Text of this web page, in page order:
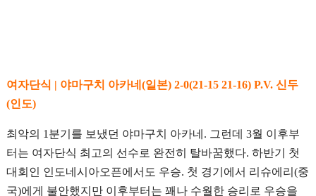
여자단식 | 야마구치 아카네(일본) 2-0(21-15 21-16) P.V. 신두
(인도)
최악의 1분기를 보냈던 야마구치 아카네. 그런데 3월 이후부
터는 여자단식 최고의 선수로 완전히 탈바꿈했다. 하반기 첫
대회인 인도네시아오픈에서도 우승. 첫 경기에서 리슈에리(중
국)에게 불안했지만 이후부터는 꽤나 수월한 승리로 우승을